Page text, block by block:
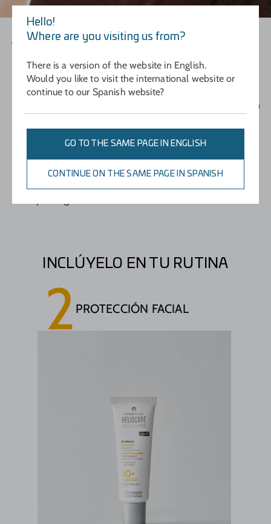
Agitar
Aplicar
De forma generosa y uniforme antes de la exposición
maquillaje.
Reaplicar
Con frecuencia, especialmente tras baños
INCLÚYELO EN TU RUTINA
2 PROTECCIÓN FACIAL
Hello!
Where are you visiting us from?
There is a version of the website in English.
Would you like to visit the international website or
continue to our Spanish website?
GO TO THE SAME PAGE IN ENGLISH
CONTINUE ON THE SAME PAGE IN SPANISH